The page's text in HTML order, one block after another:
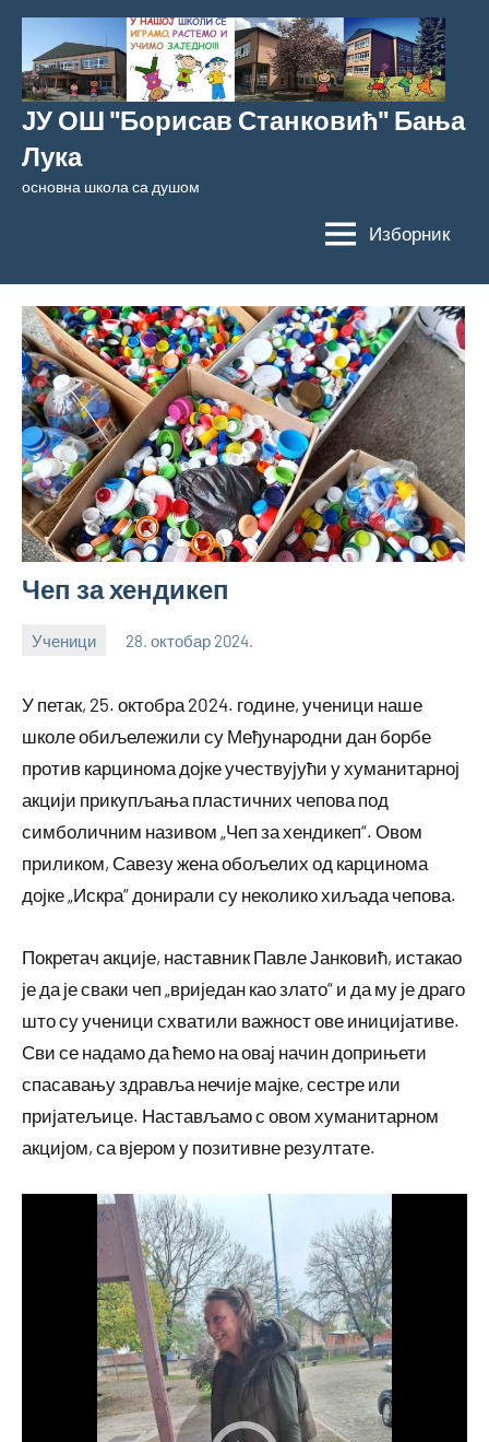
Скочи
садржај
ЈУ ОШ "Борисав Станковић" Бања
Лука
основна школа са душом
Изборник
Чеп за хендикеп
Ученици 28. октобар 2024.
bstankovic
У петак, 25. октобра 2024. године, ученици наше
школе обиљележили су Међународни дан борбе
против карцинома дојке учествујући у хуманитарној
акцији прикупљања пластичних чепова под
симболичним називом „Чеп за хендикеп“. Овом
приликом, Савезу жена обољелих од карцинома
дојке „Искра“ донирали су неколико хиљада чепова.
Покретач акције, наставник Павле Јанковић, истакао
је да је сваки чеп „вриједан као злато“ и да му је драго
што су ученици схватили важност ове иницијативе.
Сви се надамо да ћемо на овај начин доприњети
спасавању здравља нечије мајке, сестре или
пријатељице. Настављамо с овом хуманитарном
акцијом, са вјером у позитивне резултате.